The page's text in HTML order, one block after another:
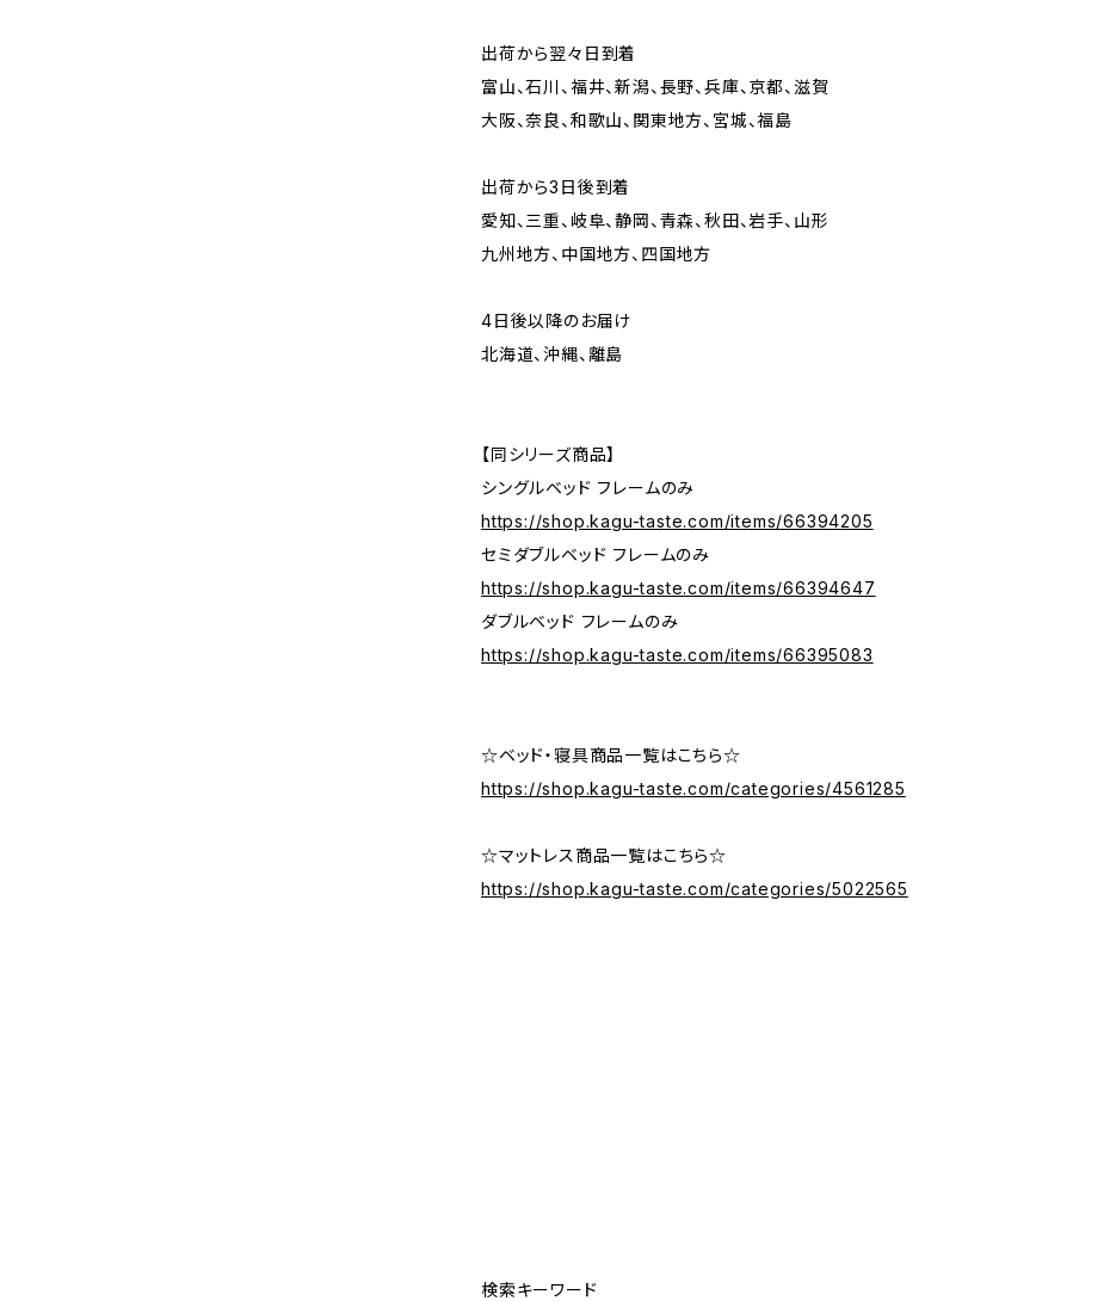
出荷から翌々日到着
富山、石川、福井、新潟、長野、兵庫、京都、滋賀
大阪、奈良、和歌山、関東地方、宮城、福島
出荷から3日後到着
愛知、三重、岐阜、静岡、青森、秋田、岩手、山形
九州地方、中国地方、四国地方
4日後以降のお届け
北海道、沖縄、離島
【同シリーズ商品】
シングルベッド フレームのみ
https://shop.kagu-taste.com/items/66394205
セミダブルベッド フレームのみ
https://shop.kagu-taste.com/items/66394647
ダブルベッド フレームのみ
https://shop.kagu-taste.com/items/66395083
☆ベッド・寝具商品一覧はこちら☆
https://shop.kagu-taste.com/categories/4561285
☆マットレス商品一覧はこちら☆
https://shop.kagu-taste.com/categories/5022565
検索キーワード